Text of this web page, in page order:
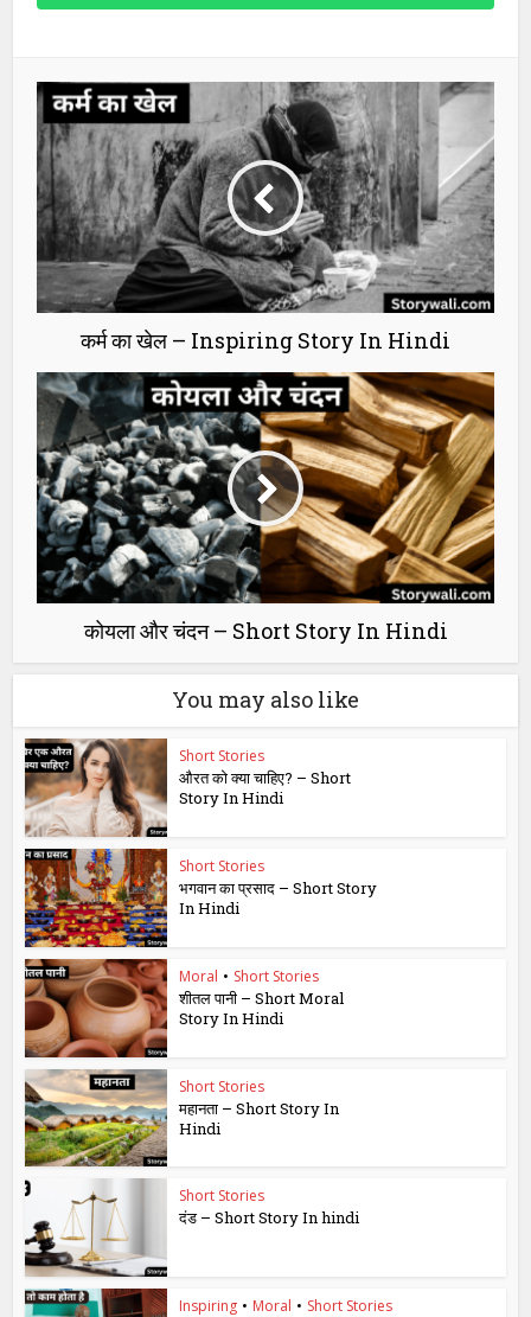
कर्म का खेल – Inspiring Story In Hindi
कोयला और चंदन – Short Story In Hindi
You may also like
Short Stories
औरत को क्या चाहिए? – Short
Story In Hindi
Short Stories
भगवान का प्रसाद – Short Story
In Hindi
Moral • Short Stories
शीतल पानी – Short Moral
Story In Hindi
Short Stories
महानता – Short Story In
Hindi
Short Stories
दंड – Short Story In hindi
Inspiring • Moral • Short Stories